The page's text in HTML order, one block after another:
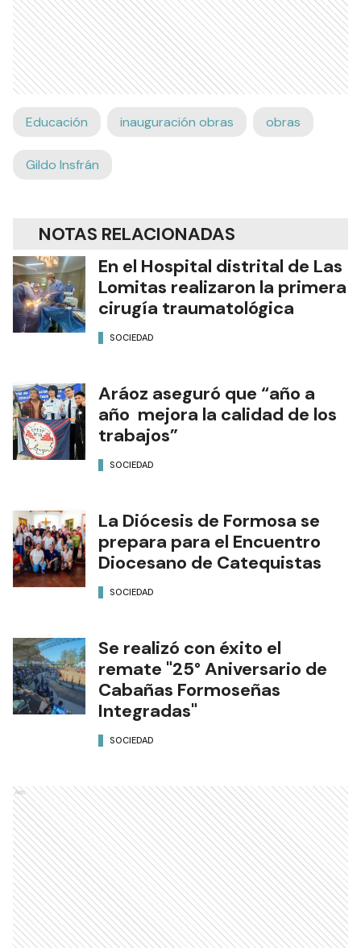
Educación inauguración obras obras
Gildo Insfrán
NOTAS RELACIONADAS
En el Hospital distrital de Las
Lomitas realizaron la primera
cirugía traumatológica
SOCIEDAD
Aráoz aseguró que “año a
año mejora la calidad de los
trabajos”
SOCIEDAD
La Diócesis de Formosa se
prepara para el Encuentro
Diocesano de Catequistas
SOCIEDAD
Se realizó con éxito el
remate "25° Aniversario de
Cabañas Formoseñas
Integradas"
SOCIEDAD
Ads